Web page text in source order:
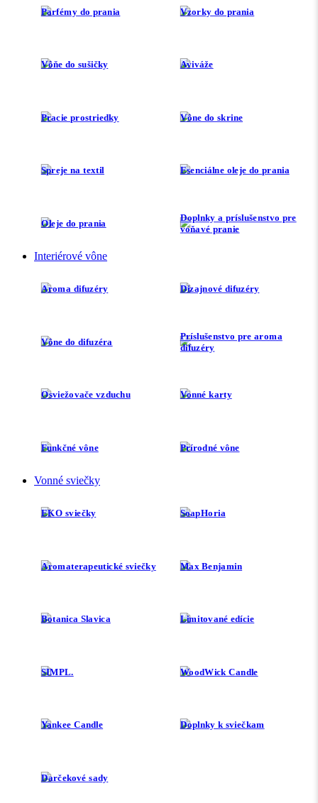
Parfémy do prania Vzorky do prania
Vôňe do sušičky Aviváže
Pracie prostriedky Vône do skrine
Spreje na textil Esenciálne oleje do prania
Oleje do prania
Doplnky a príslušenstvo pre
voňavé pranie
Interiérové vône
Aroma difuzéry Dizajnové difuzéry
Vône do difuzéra
Príslušenstvo pre aroma
difuzéry
Osviežovače vzduchu Vonné karty
Funkčné vône Prírodné vône
Vonné sviečky
EKO sviečky SoapHoria
Aromaterapeutické sviečky Max Benjamin
Botanica Slavica Limitované edície
SIMPL. WoodWick Candle
Yankee Candle Doplnky k sviečkam
Darčekové sady